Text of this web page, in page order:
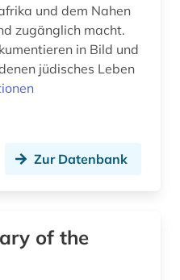
und dem Nahen
zugänglich macht.
in Bild und
jüdisches Leben
Zur Datenbank
of the